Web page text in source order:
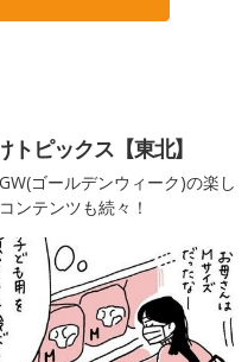
ピックス【東北】
ゴールデンウィーク)の楽し
ンテンツも続々！